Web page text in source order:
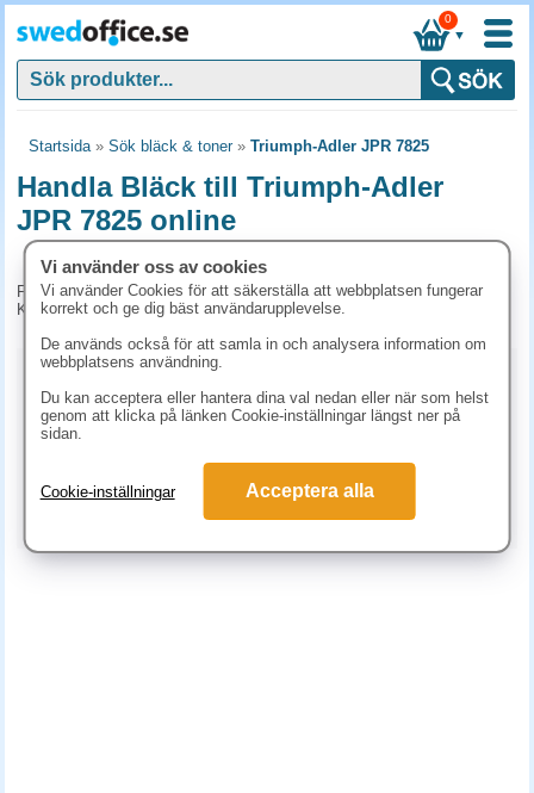
▼
0
Startsida» Sök bläck & toner» Triumph-Adler JPR 7825
Handla Bläck till Triumph-Adler
JPR 7825 online
För tillfället har vi inga produkter kopplade till denna maskin.
Kontakta kundtjänst på tel. 08-24 50 55 för mer information.
Vitt papper Färgat papper Premiumpapper
Etiketter Bläckstråleskrivare
Vi använder oss av cookies
Vi använder Cookies för att säkerställa att webbplatsen fungerar
korrekt och ge dig bäst användarupplevelse.
De används också för att samla in och analysera information om
webbplatsens användning.
Du kan acceptera eller hantera dina val nedan eller när som helst
genom att klicka på länken Cookie-inställningar längst ner på
sidan.
Cookie-inställningar Acceptera alla